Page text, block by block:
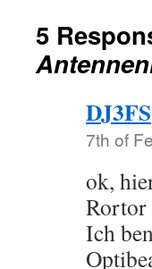
5
DJ3FS
7th of
ok,
Rortor
Ich